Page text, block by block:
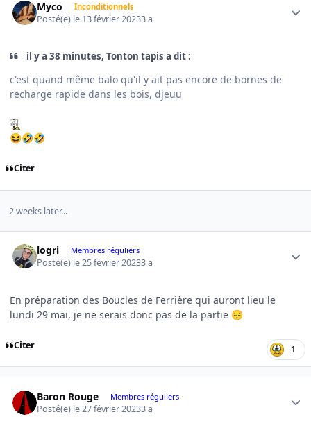
Myco Inconditionnels
Posté(e) le 13 février 20233 a
il y a 38 minutes, Tonton tapis a dit :
c'est quand même balo qu'il y ait pas encore de bornes de
recharge rapide dans les bois, djeuu
😆🤣🤣
Citer
2 weeks later...
logri Membres réguliers
Posté(e) le 25 février 20233 a
En préparation des Boucles de Ferrière qui auront lieu le
lundi 29 mai, je ne serais donc pas de la partie 😔
Citer 1
Baron Rouge Membres réguliers
Posté(e) le 27 février 20233 a